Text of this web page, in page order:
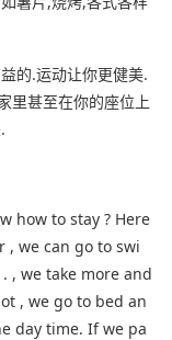
的.运动让你更健美.
里甚至在你的座位上
how to stay ? Here
, we can go to swi
, we take more and
, we go to bed an
day time. If we pa